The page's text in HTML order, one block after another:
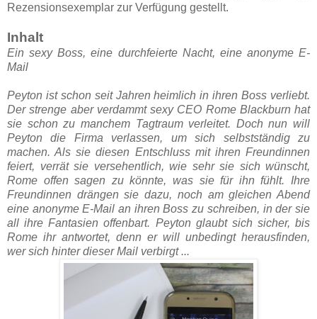
Rezensionsexemplar zur Verfügung gestellt.
Inhalt
Ein sexy Boss, eine durchfeierte Nacht, eine anonyme E-
Mail
Peyton ist schon seit Jahren heimlich in ihren Boss verliebt.
Der strenge aber verdammt sexy CEO Rome Blackburn hat
sie schon zu manchem Tagtraum verleitet. Doch nun will
Peyton die Firma verlassen, um sich selbstständig zu
machen. Als sie diesen Entschluss mit ihren Freundinnen
feiert, verrät sie versehentlich, wie sehr sie sich wünscht,
Rome offen sagen zu könnte, was sie für ihn fühlt. Ihre
Freundinnen drängen sie dazu, noch am gleichen Abend
eine anonyme E-Mail an ihren Boss zu schreiben, in der sie
all ihre Fantasien offenbart. Peyton glaubt sich sicher, bis
Rome ihr antwortet, denn er will unbedingt herausfinden,
wer sich hinter dieser Mail verbirgt ...